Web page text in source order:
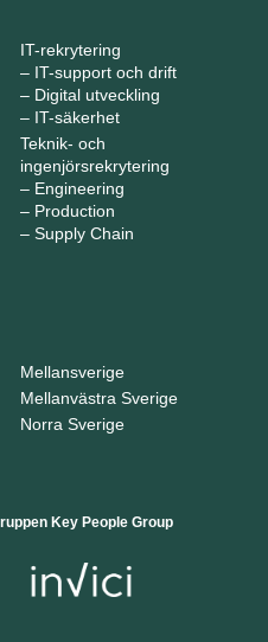
IT-rekrytering
– IT-support och drift
– Digital utveckling
– IT-säkerhet
Teknik- och
ingenjörsrekrytering
– Engineering
– Production
– Supply Chain
Mellansverige
Mellanvästra Sverige
Norra Sverige
Key People Group